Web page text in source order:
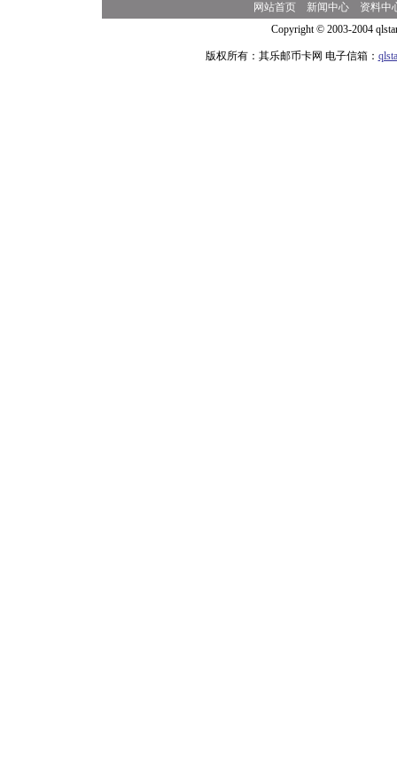
网站首页 新闻中心
资料中
Copyright © 2003-2004
版权所有：其乐邮币卡网 电子信箱：